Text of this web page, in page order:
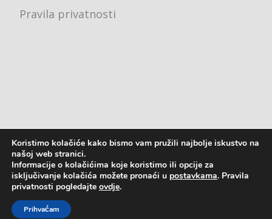
Pravila privatnosti
Ured - Karlovačka cesta 4j, 10000 Zagreb
pon - pet: 8:00 - 16:00
Koristimo kolačiće kako bismo vam pružili najbolje iskustvo na
našoj web stranici.
Informacije o kolačićima koje koristimo ili opcije za
isključivanje kolačića možete pronaći u postavkama. Pravila
privatnosti pogledajte ovdje.
Prihvaćam